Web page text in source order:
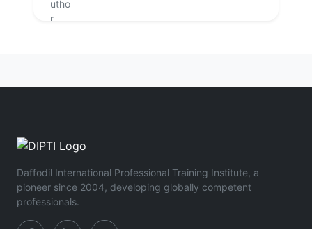
Daffodil International Professional Training Institute, a
pioneer since 2004, developing globally competent
professionals.